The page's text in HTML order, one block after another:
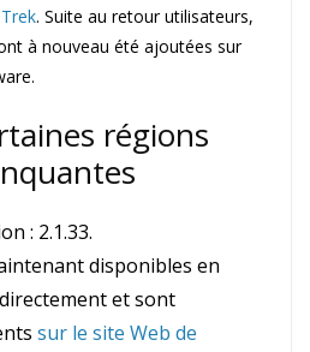
. Suite au retour utilisateurs,
à nouveau été ajoutées sur
régions
: 2.1.33.
disponibles en
et sont
sur le site Web de